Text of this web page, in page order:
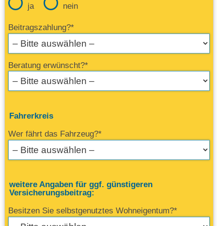
ja
nein
Beitragszahlung?*
Beratung erwünscht?*
Fahrerkreis
Wer fährt das Fahrzeug?*
weitere Angaben für ggf. günstigeren
Versicherungsbeitrag:
Besitzen Sie selbstgenutztes Wohneigentum?*